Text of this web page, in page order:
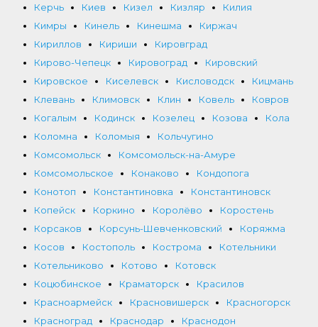
Керчь
Киев Кизел Кизляр
Килия
Кимры
Кинель Кинешма
Киржач
Кириллов
Кириши
Кировград
Кирово-Чепецк
Кировоград
Кировский
Кировское
Киселевск Кисловодск
Кицмань
Клевань
Климовск Клин Ковель
Ковров
Когалым
Кодинск Козелец Козова
Кола
Коломна
Коломыя
Кольчугино
Комсомольск
Комсомольск-на-Амуре
Комсомольское
Конаково
Кондопога
Конотоп
Константиновка
Константиновск
Копейск
Коркино Королёво
Коростень
Корсаков
Корсунь-Шевченковский
Коряжма
Косов
Костополь Кострома
Котельники
Котельниково
Котово
Котовск
Коцюбинское
Краматорск
Красилов
Красноармейск
Красновишерск
Красногорск
Красноград
Краснодар
Краснодон